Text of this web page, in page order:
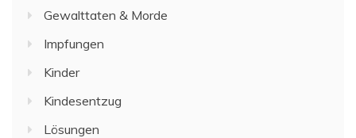
Gewalttaten & Morde
Impfungen
Kinder
Kindesentzug
Lösungen